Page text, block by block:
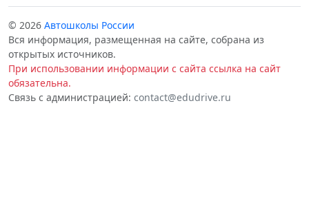
© 2026 Автошколы России
Вся информация, размещенная на сайте, собрана из
открытых источников.
При использовании информации с сайта ссылка на сайт
обязательна.
Связь с администрацией: contact@edudrive.ru